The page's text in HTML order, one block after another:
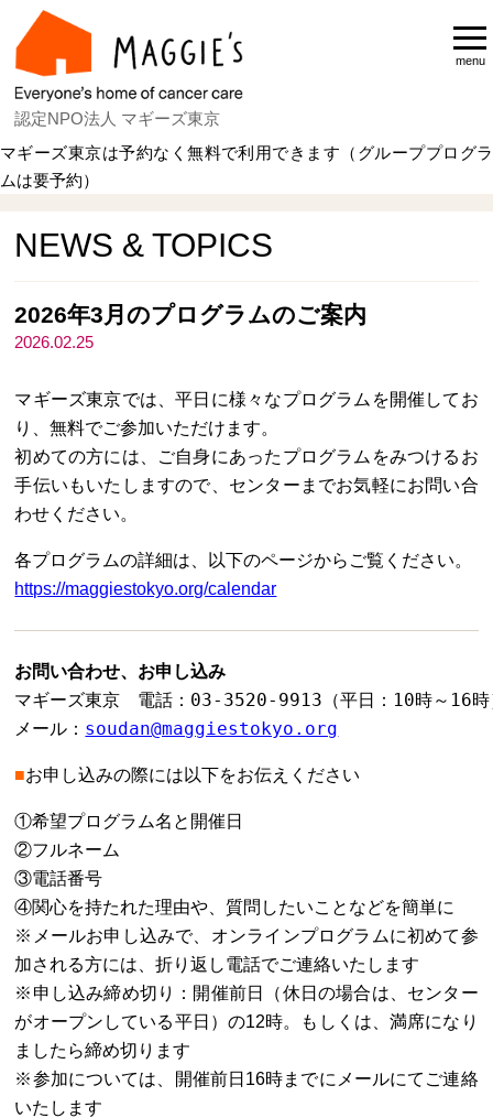
認定NPO法人 マギーズ東京
menu
マギーズ東京は予約なく無料で利用できます（グループプログラ
ムは要予約）
NEWS & TOPICS
2026年3月のプログラムのご案内
2026.02.25
マギーズ東京では、平日に様々なプログラムを開催してお
り、無料でご参加いただけます。
初めての方には、ご自身にあったプログラムをみつけるお
手伝いもいたしますので、センターまでお気軽にお問い合
わせください。
各プログラムの詳細は、以下のページからご覧ください。
https://maggiestokyo.org/calendar
お問い合わせ、お申し込み
マギーズ東京　電話：03-3520-9913（平日：10時～16時
メール： soudan@maggiestokyo.org
■お申し込みの際には以下をお伝えください
①希望プログラム名と開催日
②フルネーム
③電話番号
④関心を持たれた理由や、質問したいことなどを簡単に
※メールお申し込みで、オンラインプログラムに初めて参
加される方には、折り返し電話でご連絡いたします
※申し込み締め切り：開催前日（休日の場合は、センター
がオープンしている平日）の12時。もしくは、満席になり
ましたら締め切ります
※参加については、開催前日16時までにメールにてご連絡
いたします